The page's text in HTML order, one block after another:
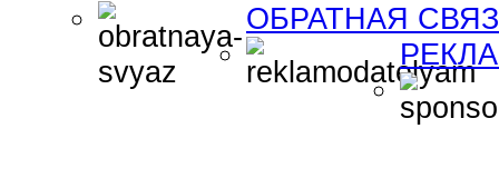
ОБРАТНАЯ